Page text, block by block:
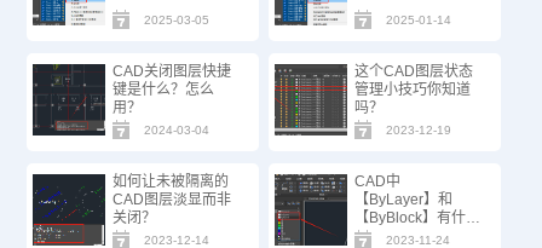
2025-03-05 2025-01-14
CAD关闭图层快捷
键是什么？怎么
用？
2024-03-04
这个CAD图层状态
管理小技巧你知道
吗？
2023-12-19
如何让未被隔离的
CAD图层淡显而非
关闭？
2023-12-14
CAD中
【ByLayer】和
【ByBlock】有什么
区别？2023-11-24